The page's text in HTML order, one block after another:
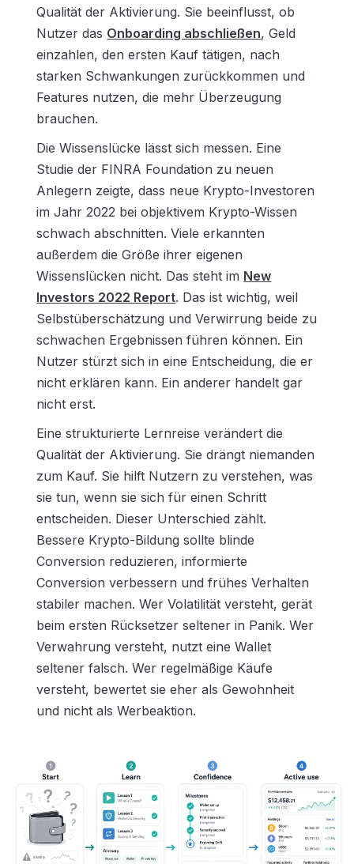
Qualität der Aktivierung. Sie beeinflusst, ob
Nutzer das Onboarding abschließen, Geld
einzahlen, den ersten Kauf tätigen, nach
starken Schwankungen zurückkommen und
Features nutzen, die mehr Überzeugung
brauchen.
Die Wissenslücke lässt sich messen. Eine
Studie der FINRA Foundation zu neuen
Anlegern zeigte, dass neue Krypto-Investoren
im Jahr 2022 bei objektivem Krypto-Wissen
schwach abschnitten. Viele erkannten
außerdem die Größe ihrer eigenen
Wissenslücken nicht. Das steht im New
Investors 2022 Report. Das ist wichtig, weil
Selbstüberschätzung und Verwirrung beide zu
schwachen Ergebnissen führen können. Ein
Nutzer stürzt sich in eine Entscheidung, die er
nicht erklären kann. Ein anderer handelt gar
nicht erst.
Eine strukturierte Lernreise verändert die
Qualität der Aktivierung. Sie drängt niemanden
zum Kauf. Sie hilft Nutzern zu verstehen, was
sie tun, wenn sie sich für einen Schritt
entscheiden. Dieser Unterschied zählt.
Bessere Krypto-Bildung sollte blinde
Conversion reduzieren, informierte
Conversion verbessern und frühes Verhalten
stabiler machen. Wer Volatilität versteht, gerät
beim ersten Rücksetzer seltener in Panik. Wer
Verwahrung versteht, nutzt eine Wallet
seltener falsch. Wer regelmäßige Käufe
versteht, bewertet sie eher als Gewohnheit
und nicht als Werbeaktion.